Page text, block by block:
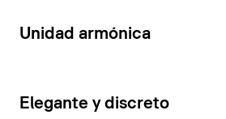
14
Unidad armónica
15
Elegante y discreto